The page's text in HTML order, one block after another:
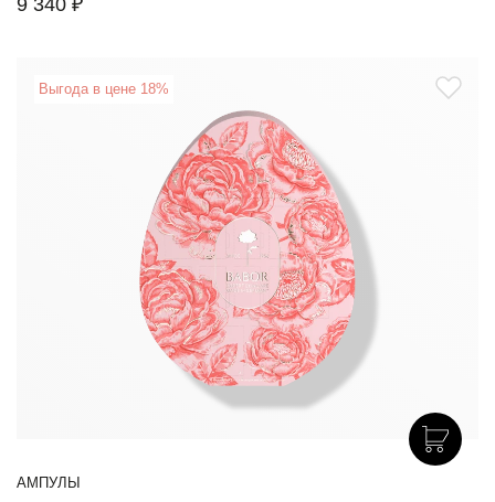
9 340 ₽
Выгода в цене 18%
АМПУЛЫ